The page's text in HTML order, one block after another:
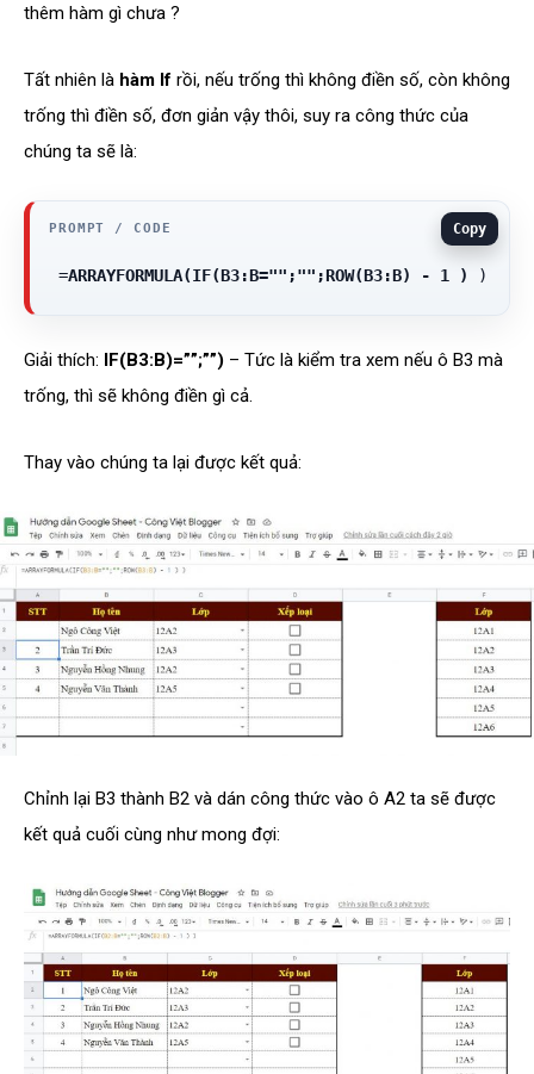
thêm hàm gì chưa ?
Tất nhiên là hàm If rồi, nếu trống thì không điền số, còn không
trống thì điền số, đơn giản vậy thôi, suy ra công thức của
chúng ta sẽ là:
=ARRAYFORMULA(IF(B3:B="";"";ROW(B3:B) - 1 ) )
Copy
Giải thích: IF(B3:B)=””;””) – Tức là kiểm tra xem nếu ô B3 mà
trống, thì sẽ không điền gì cả.
Thay vào chúng ta lại được kết quả:
Chỉnh lại B3 thành B2 và dán công thức vào ô A2 ta sẽ được
kết quả cuối cùng như mong đợi: